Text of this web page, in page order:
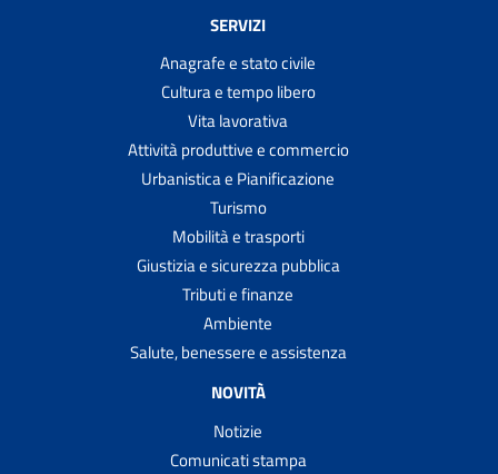
SERVIZI
Anagrafe e stato civile
Cultura e tempo libero
Vita lavorativa
Attività produttive e commercio
Urbanistica e Pianificazione
Turismo
Mobilità e trasporti
Giustizia e sicurezza pubblica
Tributi e finanze
Ambiente
Salute, benessere e assistenza
NOVITÀ
Notizie
Comunicati stampa